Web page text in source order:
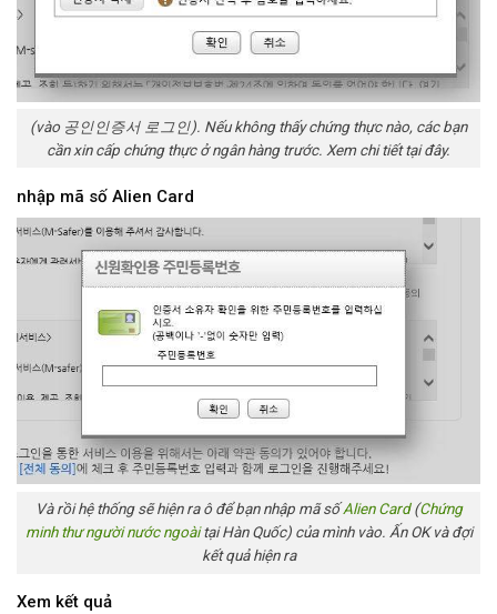
(vào 공인인증서 로그인). Nếu không thấy chứng thực nào, các bạn
cần xin cấp chứng thực ở ngân hàng trước. Xem chi tiết tại đây.
nhập mã số Alien Card
Và rồi hệ thống sẽ hiện ra ô để bạn nhập mã sốAlien Card(Chứng
minh thư người nước ngoàitại Hàn Quốc) của mình vào. Ấn OK và đợi
kết quả hiện ra
Xem kết quả